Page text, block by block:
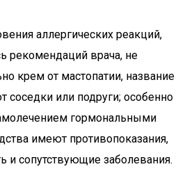
аллергических реакций,
рекомендаций врача, не
крем от мастопатии, название
соседки или подруги; особенно
гормональными
имеют противопоказания,
и сопутствующие заболевания.